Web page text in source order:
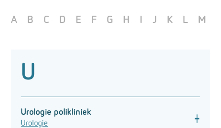
A B C D E F G H J K L M
U
Urologie polikliniek
Urologie